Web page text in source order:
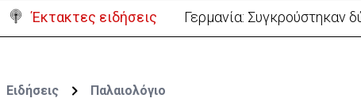
Έκτακτες ειδήσεις Αυτά είναι τα νέα
Ειδήσεις Παλαιολόγιο